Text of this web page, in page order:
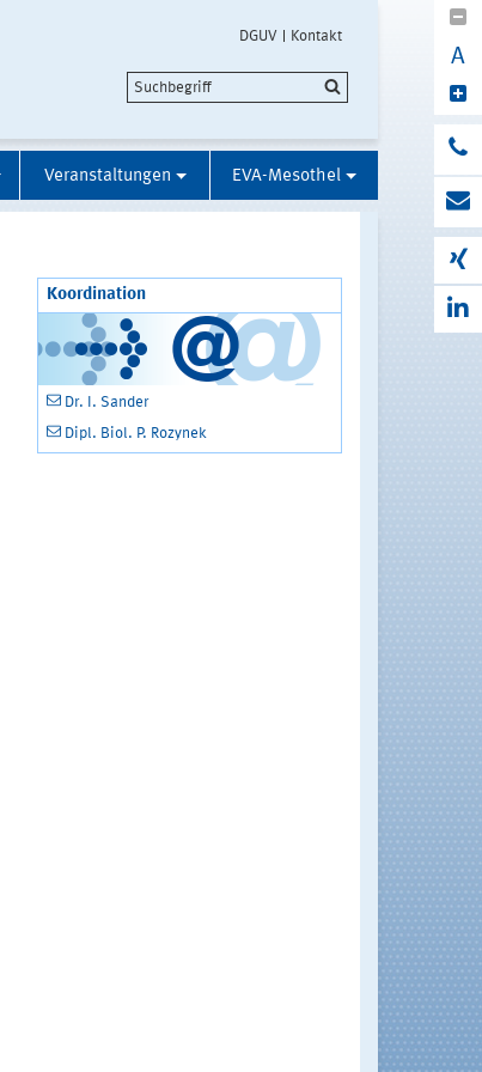
DGUV Kontakt
A
Veranstaltungen EVA-Mesothel
Koordination
Dr. I. Sander
Dipl. Biol. P. Rozynek